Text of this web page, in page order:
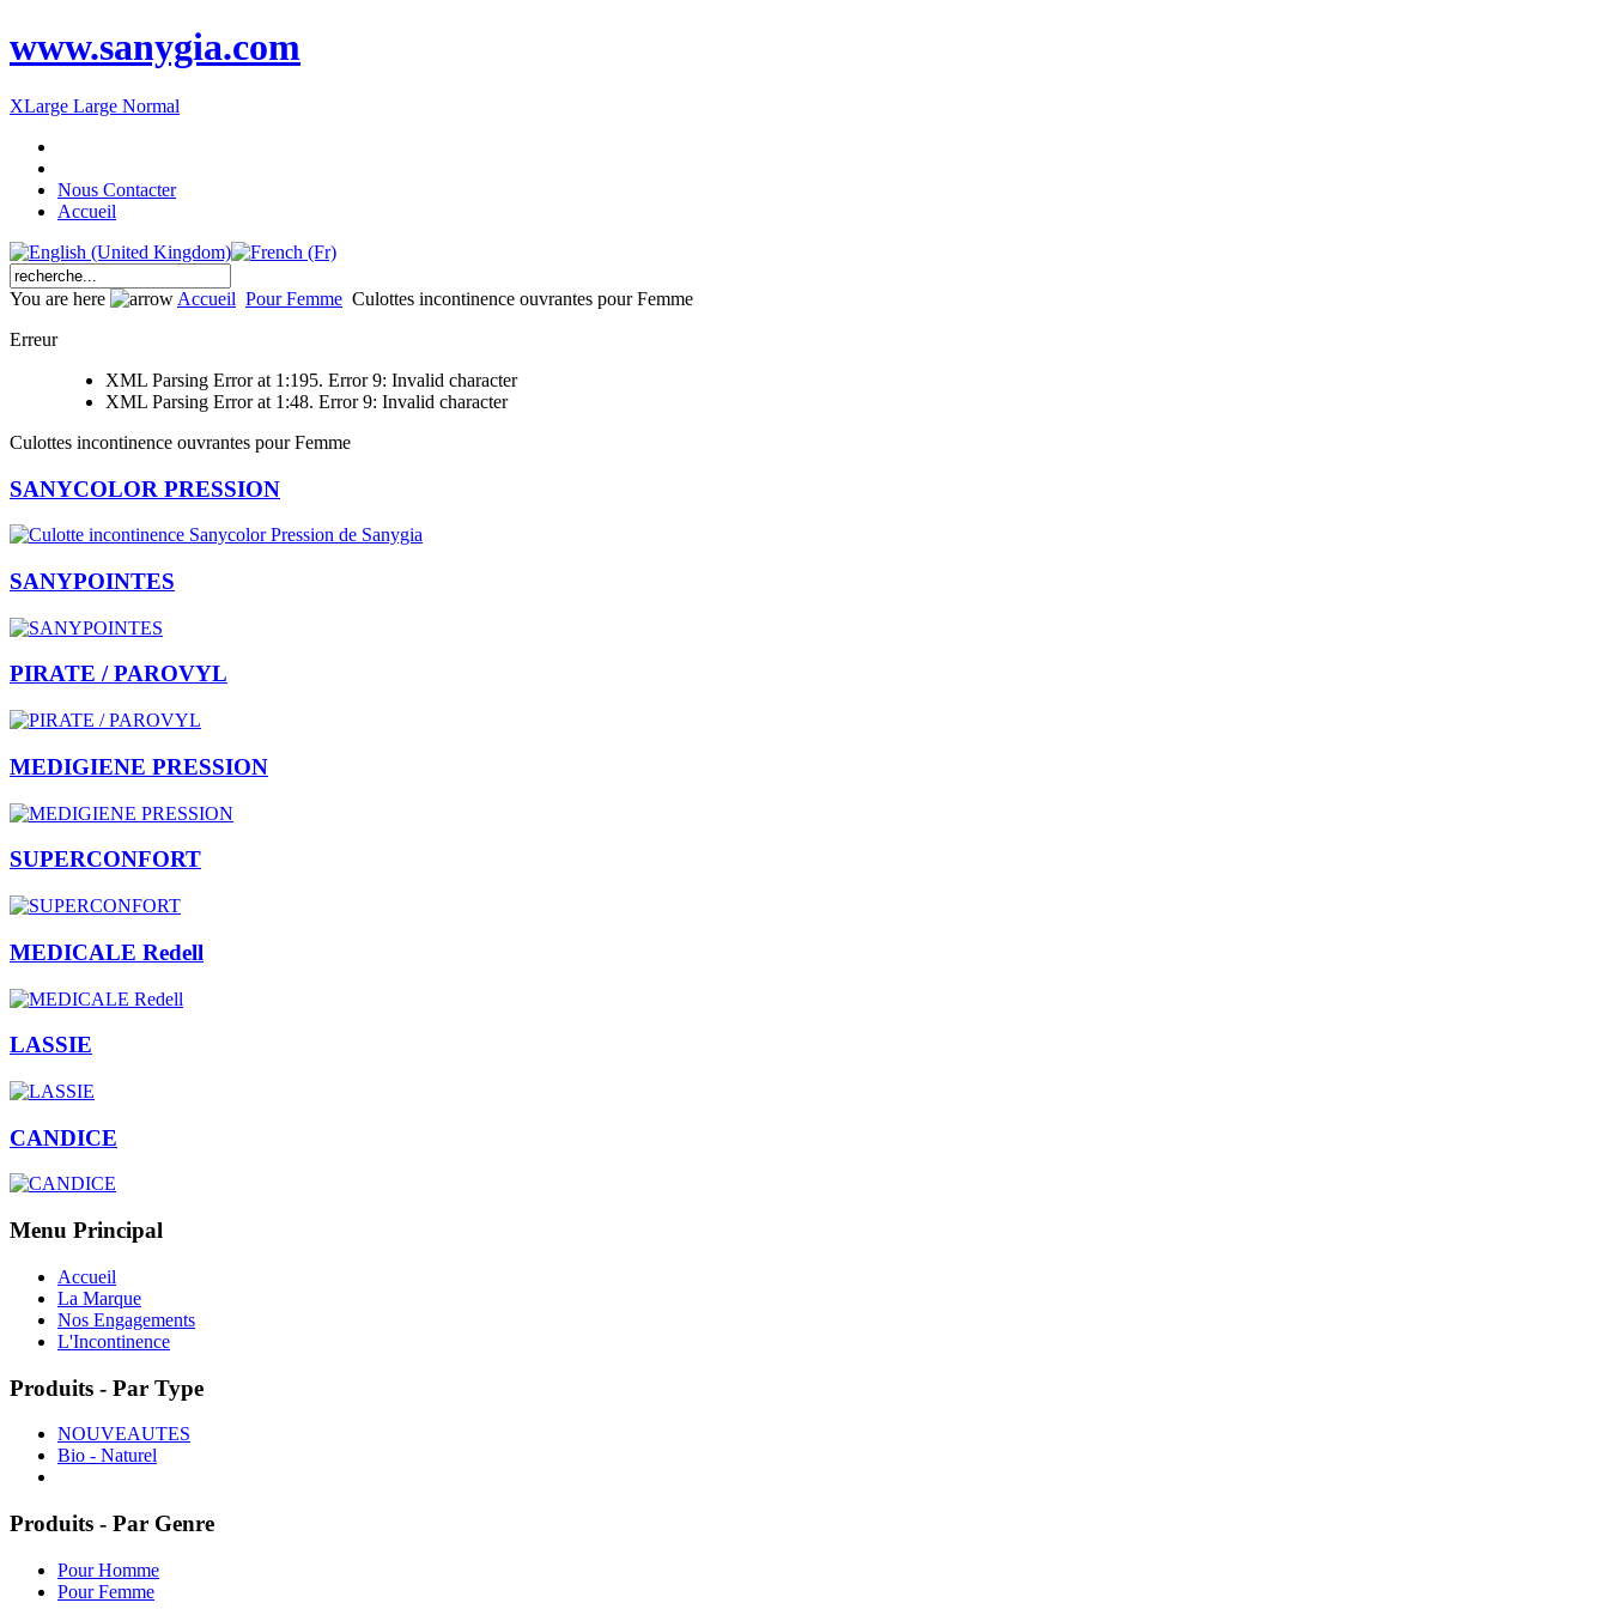
www.sanygia.com
XLarge Large Normal
Nous Contacter
Accueil
You are here Accueil Pour Femme Culottes incontinence ouvrantes pour Femme
Erreur
XML Parsing Error at 1:195. Error 9: Invalid character
XML Parsing Error at 1:48. Error 9: Invalid character
Culottes incontinence ouvrantes pour Femme
SANYCOLOR PRESSION
SANYPOINTES
PIRATE / PAROVYL
MEDIGIENE PRESSION
SUPERCONFORT
MEDICALE Redell
LASSIE
CANDICE
Menu Principal
Accueil
La Marque
Nos Engagements
L'Incontinence
Produits - Par Type
NOUVEAUTES
Bio - Naturel
Produits - Par Genre
Pour Homme
Pour Femme